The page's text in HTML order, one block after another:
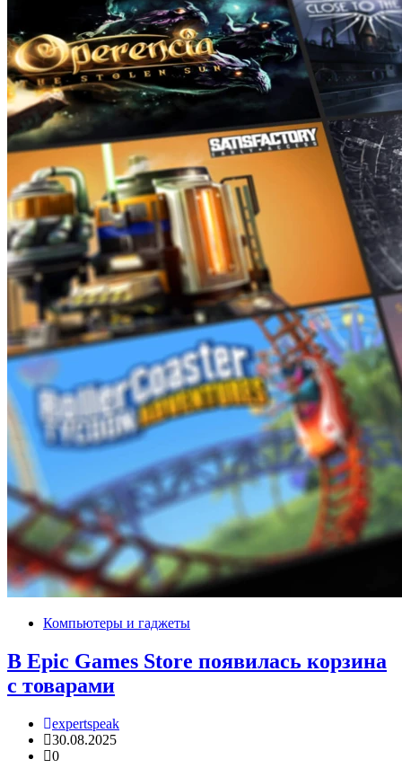
Компьютеры и гаджеты
В Epic Games Store появилась корзина
с товарами
expertspeak
30.08.2025
0